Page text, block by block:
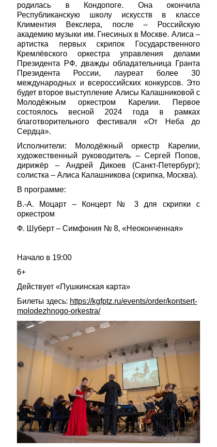
родилась в Кондопоге. Она окончила
Республиканскую школу искусств в классе
Климентия Векслера, после – Российскую
академию музыки им. Гнесиных в Москве. Алиса –
артистка первых скрипок Государственного
Кремлёвского оркестра управления делами
Президента РФ, дважды обладательница Гранта
Президента России, лауреат более 30
международных и всероссийских конкурсов. Это
будет второе выступление Алисы Калашниковой с
Молодёжным оркестром Карелии. Первое
состоялось весной 2024 года в рамках
благотворительного фестиваля «От Неба до
Сердца».
Исполнители: Молодёжный оркестр Карелии,
художественный руководитель – Сергей Попов,
дирижёр – Андрей Дикоев (Санкт-Петербург);
солистка – Алиса Калашникова (скрипка, Москва).
В программе:
В.-А. Моцарт – Концерт № 3 для скрипки с
оркестром
Ф. Шуберт – Симфония № 8, «Неоконченная»
Начало в 19:00
6+
Действует «Пушкинская карта»
Билеты здесь: https://kgfptz.ru/events/order/kontsert-
molodezhnogo-orkestra/